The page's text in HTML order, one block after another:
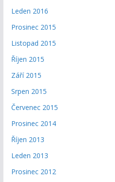
Leden 2016
Prosinec 2015
Listopad 2015
Říjen 2015
Září 2015
Srpen 2015
Červenec 2015
Prosinec 2014
Říjen 2013
Leden 2013
Prosinec 2012